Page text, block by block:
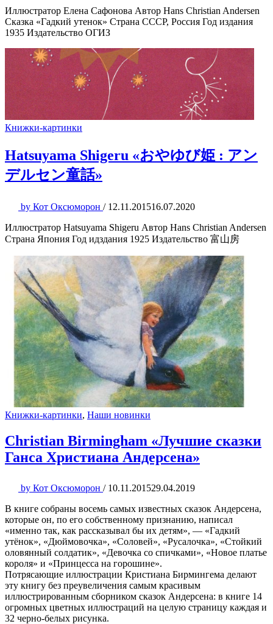
Иллюстратор Елена Сафонова Автор Hans Christian Andersen
Сказка «Гадкий утенок» Страна СССР, Россия Год издания
1935 Издательство ОГИЗ
Книжки-картинки
Hatsuyama Shigeru «おやゆび姫 : アン
デルセン童話»
by Кот Оксюморон / 12.11.201516.07.2020
Иллюстратор Hatsuyama Shigeru Автор Hans Christian Andersen
Страна Япония Год идздания 1925 Издательство 富山房
Книжки-картинки, Наши новинки
Christian Birmingham «Лучшие сказки
Ганса Христиана Андерсена»
by Кот Оксюморон / 10.11.201529.04.2019
В книге собраны восемь самых известных сказок Андерсена,
которые он, по его собственному признанию, написал
«именно так, как рассказывал бы их детям», — «Гадкий
утёнок», «Дюймовочка», «Соловей», «Русалочка», «Стойкий
оловянный солдатик», «Девочка со спичками», «Новое платье
короля» и «Принцесса на горошине».
Потрясающие иллюстрации Кристиана Бирмингема делают
эту книгу без преувеличения самым красивым
иллюстрированным сборником сказок Андерсена: в книге 14
огромных цветных иллюстраций на целую страницу каждая и
32 черно-белых рисунка.